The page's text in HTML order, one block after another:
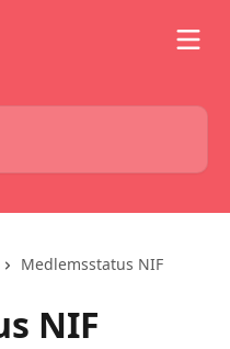
Medlemsstatus NIF
NIF